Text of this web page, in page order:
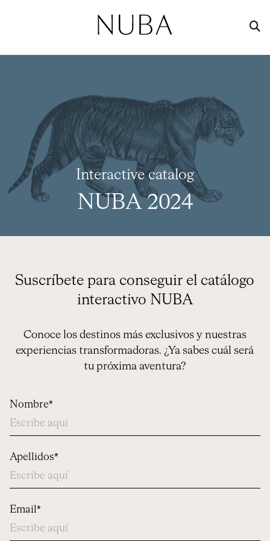
Interactive catalog
NUBA 2024
Suscríbete para conseguir el catálogo
interactivo NUBA
Conoce los destinos más exclusivos y nuestras
experiencias transformadoras. ¿Ya sabes cuál será
tu próxima aventura?
Nombre*
Apellidos*
Email*